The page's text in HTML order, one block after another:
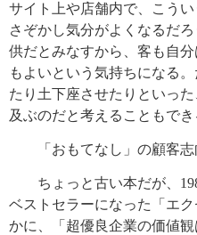
サイト上や店舗内で、こう
さぞかし気分がよくなるだ
供だとみなすから、客も自
もよいという気持ちになる
たり土下座させたりといっ
及ぶのだと考えることもでき
「おもてなし」の顧客志
ちょっと古い本だが、
ベストセラーになった「エ
かに、「超優良企業の価値